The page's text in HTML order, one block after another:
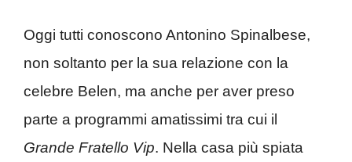
Oggi tutti conoscono Antonino Spinalbese,
non soltanto per la sua relazione con la
celebre Belen, ma anche per aver preso
parte a programmi amatissimi tra cui il
Grande Fratello Vip. Nella casa più spiata